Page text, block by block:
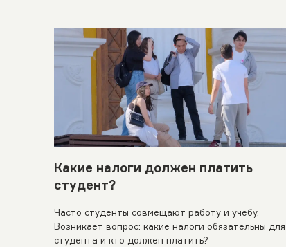
Какие налоги должен платить
студент?
Часто студенты совмещают работу и учебу.
Возникает вопрос: какие налоги обязательны для
студента и кто должен платить?